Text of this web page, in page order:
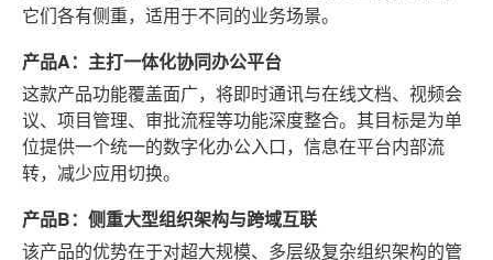
它们各有侧重，适用于不同的业务场景。
产品A：主打一体化协同办公平台
这款产品功能覆盖面广，将即时通讯与在线文档、视频会
议、项目管理、审批流程等功能深度整合。其目标是为单
位提供一个统一的数字化办公入口，信息在平台内部流
转，减少应用切换。
产品B：侧重大型组织架构与跨域互联
该产品的优势在于对超大规模、多层级复杂组织架构的管